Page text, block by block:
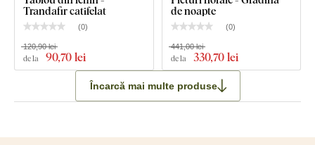
Trandafir catifelat
(0)
de la 90,70 lei
120,90 lei
de noapte
(0)
de la 330,70 lei
441,00 lei
Încarcă mai multe produse